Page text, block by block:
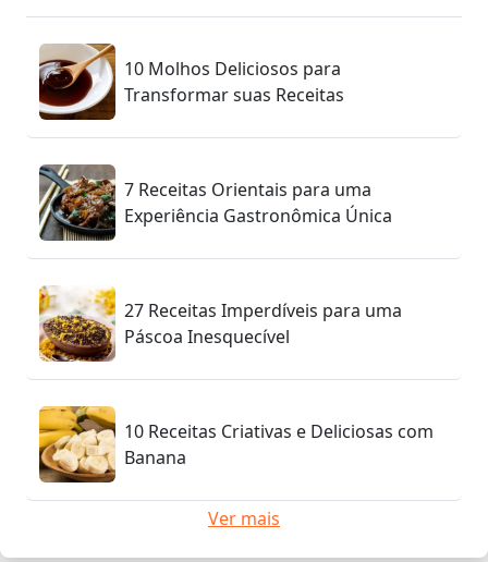
10 Molhos Deliciosos para
Transformar suas Receitas
7 Receitas Orientais para uma
Experiência Gastronômica Única
27 Receitas Imperdíveis para uma
Páscoa Inesquecível
10 Receitas Criativas e Deliciosas com
Banana
Ver mais